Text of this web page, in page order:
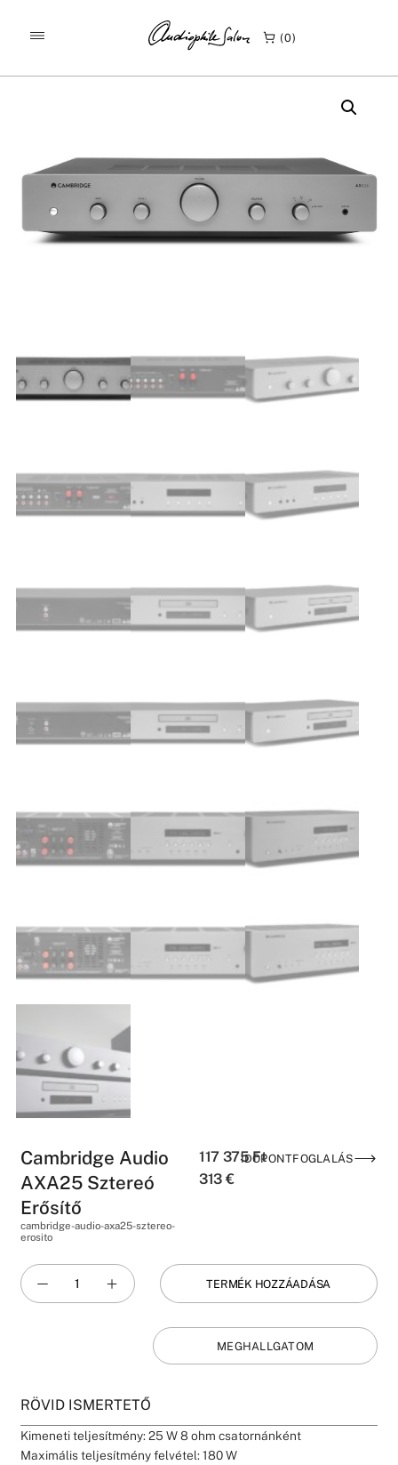
0
KEZDŐLAP TERMÉKEK
/
CAMBRIDGE AUDIO AXA25 SZTEREÓ ERŐSÍTŐ
IDŐPONTFOGLALÁS
Cambridge Audio
AXA25 Sztereó
Erősítő
cambridge-audio-axa25-sztereo-
erosito
117 375Ft
313 €
TERMÉK HOZZÁADÁSA
MEGHALLGATOM
RÖVID ISMERTETŐ
Kimeneti teljesítmény: 25 W 8 ohm csatornánként
Maximális teljesítmény felvétel: 180 W